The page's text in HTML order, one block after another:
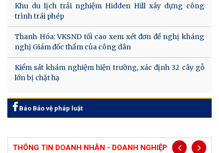
Khu du lịch trải nghiệm Hidden Hill xây dựng công
trình trái phép
Thanh Hóa: VKSND tối cao xem xét đơn đề nghị kháng
nghị Giám đốc thẩm của công dân
Kiểm sát khám nghiệm hiện trường, xác định 32 cây gỗ
lớn bị chặt hạ
Báo Bảo vệ pháp luật
THÔNG TIN DOANH NHÂN - DOANH NGHIỆP